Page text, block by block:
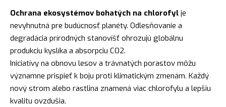
Ochrana ekosystémov bohatých na chlorofyl je
nevyhnutná pre budúcnosť planéty. Odlesňovanie a
degradácia prírodných stanovíšť ohrozujú globálnu
produkciu kyslíka a absorpciu CO2.
Iniciatívy na obnovu lesov a trávnatých porastov môžu
významne prispieť k boju proti klimatickým zmenám. Každý
nový strom alebo rastlina znamená viac chlorofylu a lepšiu
kvalitu ovzdušia.